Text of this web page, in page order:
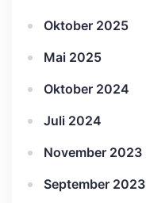
Oktober 2025
Mai 2025
Oktober 2024
Juli 2024
November 2023
September 2023